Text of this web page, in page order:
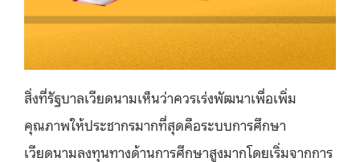
สิ่งที่รัฐบาลเวียดนามเห็นว่าควรเร่งพัฒนาเพื่อเพิ่ม
คุณภาพให้ประชากรมากที่สุดคือระบบการศึกษา
เวียดนามลงทุนทางด้านการศึกษาสูงมากโดยเริ่มจากการ